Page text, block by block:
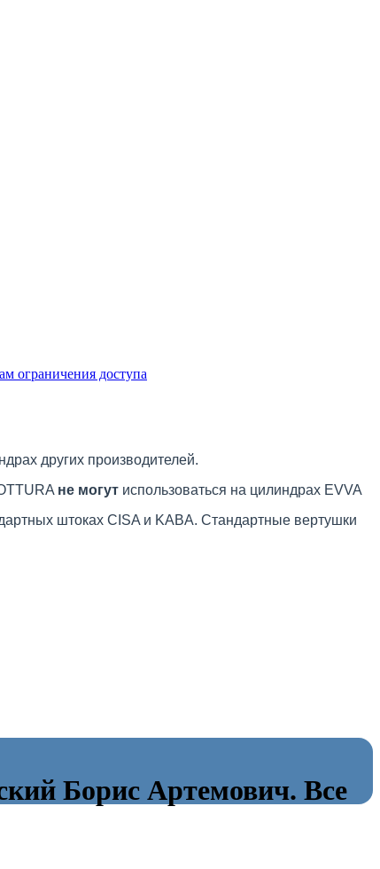
ограничения доступа
других производителей.
не могут использоваться на цилиндрах EVVA
штоках CISA и KABA. Стандартные вертушки
Борис Артемович. Все